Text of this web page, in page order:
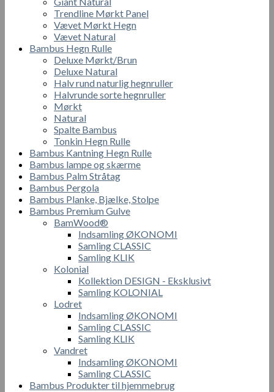
Trendline Mørkt Panel
Vævet Mørkt Hegn
Vævet Natural
Bambus Hegn Rulle
Deluxe Mørkt/Brun
Deluxe Natural
Halv rund naturlig hegnruller
Halvrunde sorte hegnruller
Mørkt
Natural
Spalte Bambus
Tonkin Hegn Rulle
Bambus Kantning Hegn Rulle
Bambus lampe og skærme
Bambus Palm Stråtag
Bambus Pergola
Bambus Planke, Bjælke, Stolpe
Bambus Premium Gulve
BamWood®
Indsamling ØKONOMI
Samling CLASSIC
Samling KLIK
Kolonial
Kollektion DESIGN - Eksklusivt
Samling KOLONIAL
Lodret
Indsamling ØKONOMI
Samling CLASSIC
Samling KLIK
Vandret
Indsamling ØKONOMI
Samling CLASSIC
Bambus Produkter til hjemmebrug